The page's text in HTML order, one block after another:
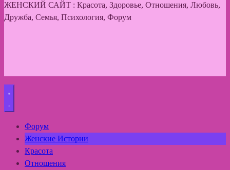
ЖЕНСКИЙ САЙТ : Красота, Здоровье, Отношения, Любовь,
Дружба, Семья, Психология, Форум
Форум
Женские Истории
Красота
Отношения